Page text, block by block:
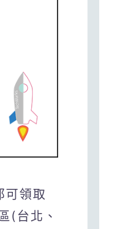
領取
(台北、